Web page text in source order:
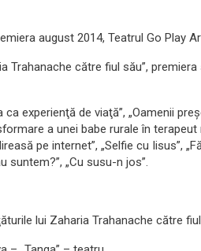
august 2014, Teatrul Go Play
Trahanache către fiul său”,
experienţă de viaţă”, „Oamenii
a unei babe rurale în terapeut
pe internet”, „Selfie cu Iisus”,
suntem?”, „Cu susu-n jos”.
lui Zaharia Trahanache către